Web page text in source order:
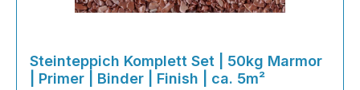
Steinteppich Komplett Set | 50kg Marmor
| Primer | Binder | Finish | ca. 5m²